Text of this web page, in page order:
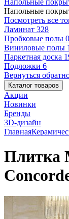
Напольные
Напольные
Посмотреть все
Ламинат 328
Пробковые полы 0
Виниловые полы
Паркетная доска
Подложки 6
Вернуться
Каталог товаров
Акции
Новинки
Бренды
3D-дизайн
Главная
Плитка